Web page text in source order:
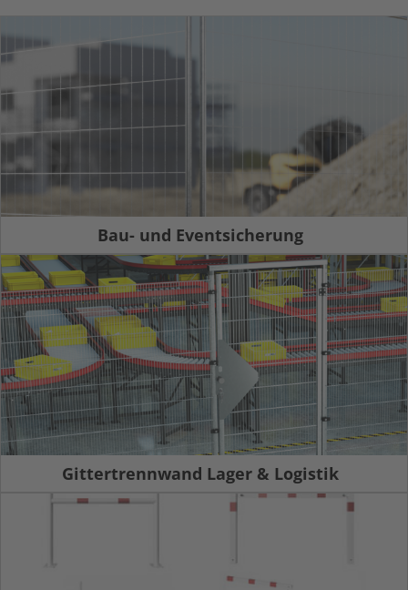
Bau- und Eventsicherung
Gittertrennwand Lager & Logistik